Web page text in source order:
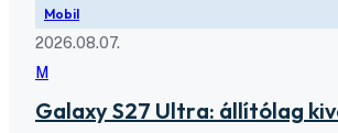
Mobil
2026.08.07.
M
Galaxy S27 Ultra: állítólag